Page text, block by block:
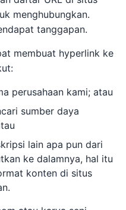
menghubungkan.
tanggapan.
membuat hyperlink ke
perusahaan kami; atau
sumber daya
lain apa pun dari
ke dalamnya, hal itu
konten di situs